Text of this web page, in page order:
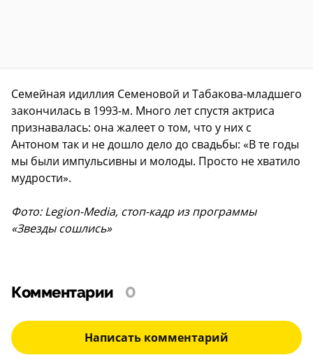
Семейная идиллия Семеновой и Табакова-младшего
закончилась в 1993-м. Много лет спустя актриса
признавалась: она жалеет о том, что у них с
Антоном так и не дошло дело до свадьбы: «В те годы
мы были импульсивны и молоды. Просто не хватило
мудрости».
Фото: Legion-Media, стоп-кадр из программы
«Звезды сошлись»
Комментарии 0
Написать комментарий